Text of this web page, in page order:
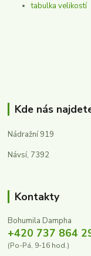
tabulka velikostí
Kde nás
Nádražní 919
Návsí, 7392
Kontakty
Bohumila Dampha
+420 737 864
(Po-Pá, 9-16 hod.)